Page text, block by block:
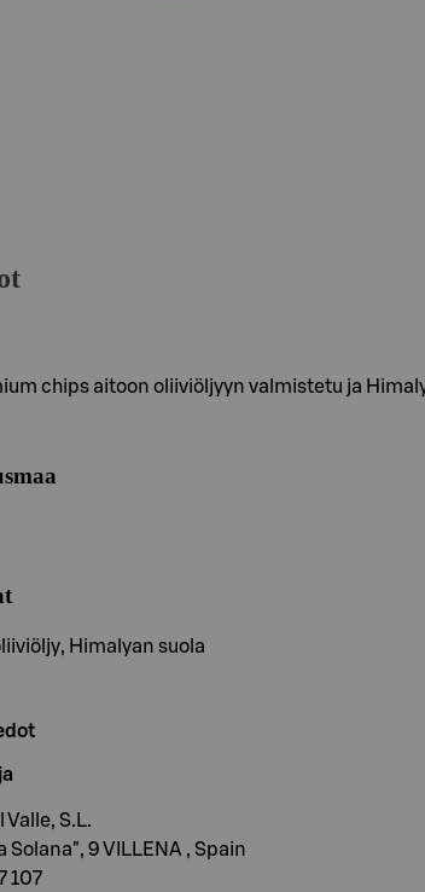
chips aitoon oliiviöljyyn valmistetu ja
Himalyan suola
Valle, S.L.
Solana", 9 VILLENA , Spain
107